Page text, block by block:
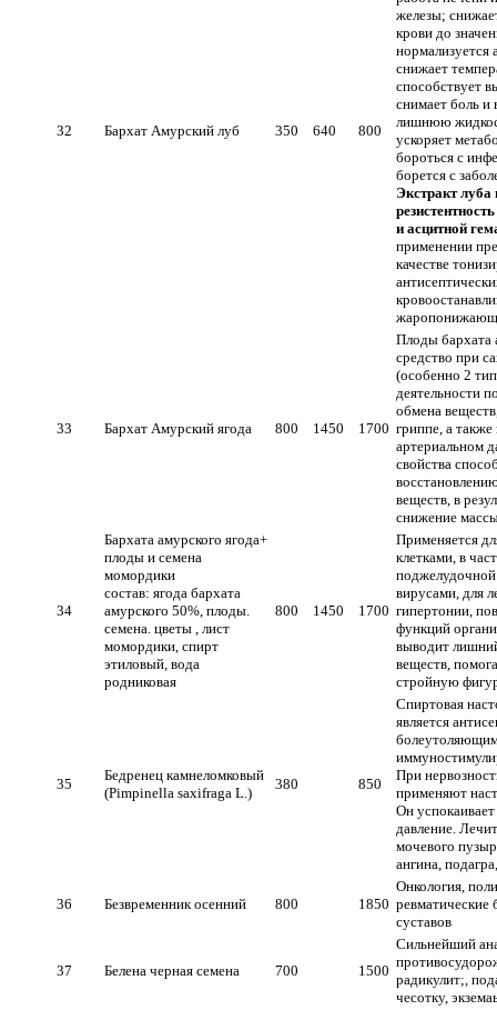
32 Бархат Амурский луб 350 640 800
железы;
крови до
нормализуется
снижает
способствует
снимает боль и
лишнюю
ускоряет
бороться с
борется с
Экстракт
и асцитной
применении
качестве
33 Бархат Амурский ягода 800 1450 1700
Плоды бархата
средство при
(особенно 2
деятельности
обмена
гриппе, а
артериальном
свойства
веществ, в
снижение
34
Бархата амурского ягода+
плоды и семена
момордики
состав: ягода бархата
амурского 50%, плоды.
семена. цветы , лист
момордики, спирт
этиловый, вода
родниковая
800 1450 1700
Применяется
клетками, в
вирусами, для
гипертонии,
функций
выводит
веществ,
стройную
35
Бедренец камнеломковый
(Pimpinеlla saxifraga L.)
380 850
Спиртовая
является
При
применяют
Он
давление.
мочевого
ангина,
36 Безвременник осенний 800 1850
Онкология,
ревматические
суставов
37 Белена черная семена 700 1500
Сильнейший
радикулит;,
чесотку,